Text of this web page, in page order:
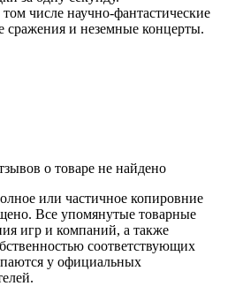
числе научно-фантастические
сражения и неземные концерты.
о товаре не найдено
или частичное копировние
Все упомянутые товарные
игр и компаний, а также
соответствующих
у официальных